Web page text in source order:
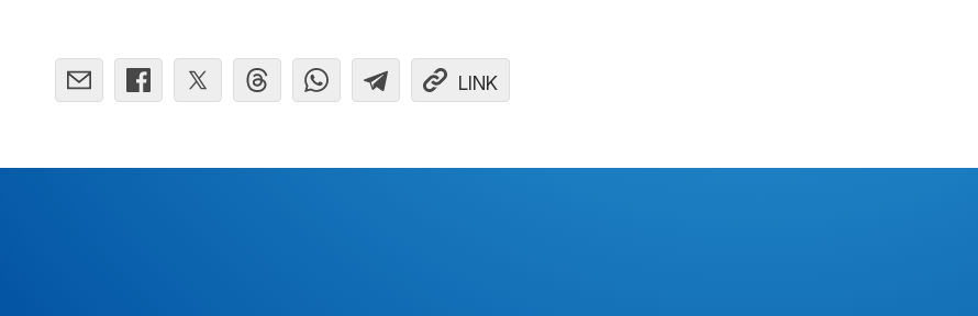
LINK